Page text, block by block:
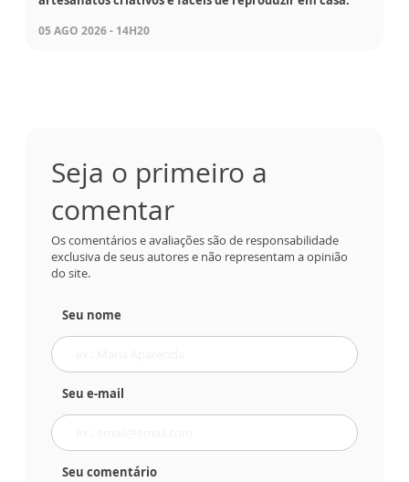
05 AGO 2026 - 14H20
Seja o primeiro a
comentar
Os comentários e avaliações são de responsabilidade
exclusiva de seus autores e não representam a opinião
do site.
Seu nome
Seu e-mail
Seu comentário